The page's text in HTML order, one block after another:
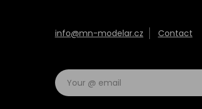
info@mn-modelar.cz Contact